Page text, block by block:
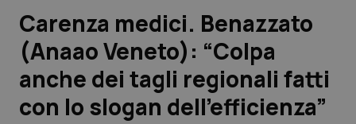
Lavoro e Professioni
Scienza e Farmaci
Studi e Analisi
Carenza medici. Benazzato
(Anaao Veneto): “Colpa
anche dei tagli regionali fatti
con lo slogan dell’efficienza”